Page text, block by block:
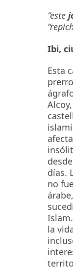
“este
Ibi,
Esta
días.
no
la